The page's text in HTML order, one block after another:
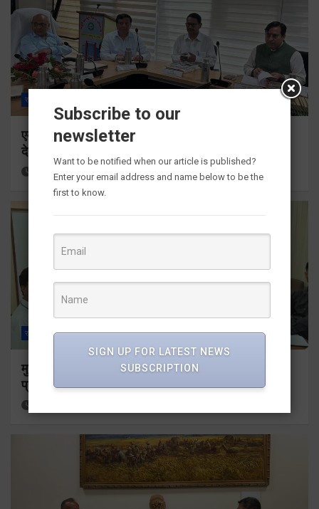
राज्य
एमडीडीए बोर्ड बैठक में 25 विकास प्रस्तावों को मिली मंजूरी,
देहरादून-मसूरी के नियोजित विकास को मिलेगी रफ्तार
17 hours ago Viri Gairola
राज्य ALL देहरादून
मुख्यमंत्री के दिशा-निर्देशों में पीएम आवास योजना (शहरी) की
प्रगति की हुई समीक्षा
Subscribe to our
newsletter
Want to be notified when our article is published?
Enter your email address and name below to be the
first to know.
SIGN UP FOR LATEST NEWS
SUBSCRIPTION